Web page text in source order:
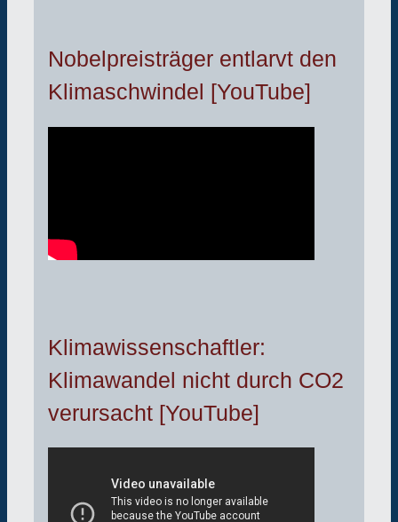
Nobelpreisträger entlarvt den
Klimaschwindel [YouTube]
Klimawissenschaftler:
Klimawandel nicht durch CO2
verursacht [YouTube]